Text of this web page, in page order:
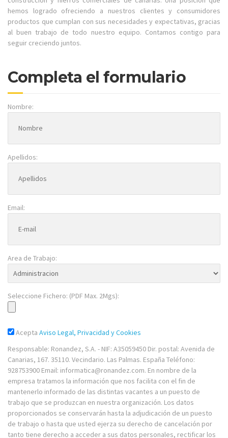
hemos logrado ofreciendo a nuestros clientes y consumidores
productos que cumplan con sus necesidades y expectativas, gracias
al buen trabajo de todo nuestro equipo. Contamos contigo para
seguir creciendo juntos.
Completa el formulario
Nombre:
Apellidos:
Email:
Area de Trabajo:
Seleccione Fichero: (PDF Max. 2Mgs):
Acepta Aviso Legal, Privacidad y Cookies
Responsable: Ronandez, S.A. - NIF: A35059450 Dir. postal: Avenida de
Canarias, 167. 35110. Vecindario. Las Palmas. España Teléfono:
928753900 Email: informatica@ronandez.com. En nombre de la
empresa tratamos la información que nos facilita con el fin de
mantenerlo informado de las distintas vacantes a un puesto de
trabajo que se produzcan en nuestra organización. Los datos
proporcionados se conservarán hasta la adjudicación de un puesto
de trabajo o hasta que usted ejerza su derecho de cancelación por
tanto tiene derecho a acceder a sus datos personales, rectificar los